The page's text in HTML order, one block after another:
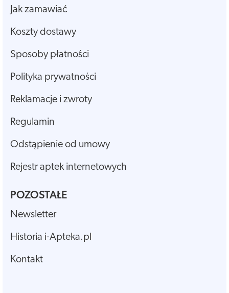
Jak zamawiać
Koszty dostawy
Sposoby płatności
Polityka prywatności
Reklamacje i zwroty
Regulamin
Odstąpienie od umowy
Rejestr aptek internetowych
POZOSTAŁE
Newsletter
Historia i-Apteka.pl
Kontakt